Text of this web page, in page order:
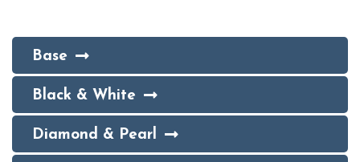
Base
Black & White
Diamond & Pearl